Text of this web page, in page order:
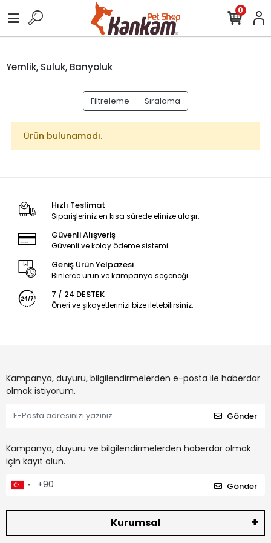
0
Yemlik, Suluk, Banyoluk
Filtreleme Sıralama
Ürün bulunamadı.
Hızlı Teslimat
Siparişleriniz en kısa sürede elinize ulaşır.
Güvenli Alışveriş
Güvenli ve kolay ödeme sistemi
Geniş Ürün Yelpazesi
Binlerce ürün ve kampanya seçeneği
7 / 24 DESTEK
Öneri ve şikayetlerinizi bize iletebilirsiniz.
Kampanya, duyuru, bilgilendirmelerden e-posta ile haberdar
olmak istiyorum.
Gönder
Kampanya, duyuru ve bilgilendirmelerden haberdar olmak
için kayıt olun.
Gönder
Kurumsal